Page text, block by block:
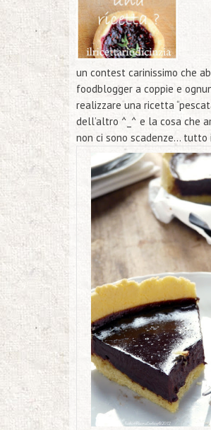
un contest carinissimo che
foodblogger a coppie e
realizzare una ricetta
dell’altro ^_^ e la cosa che
non ci sono scadenze… tutto